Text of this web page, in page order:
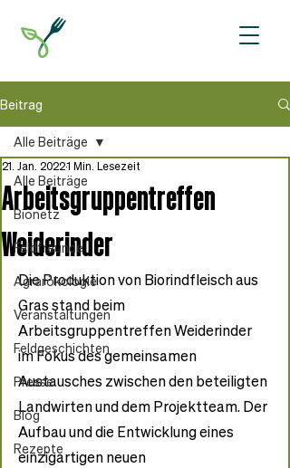
Beitrag
Alle Beiträge
Bionetz
Feldfreunde
Agrarökologie
Veranstaltungen
Feldgeschichten
Presse
Blog
Rezepte
Alle Beiträge
Arbeitsgruppentreffen
Weiderinder
21. Jan. 20221 Min. Lesezeit
Die Produktion von Biorindfleisch aus
Gras stand beim
Arbeitsgruppentreffen Weiderinder
im Fokus des gemeinsamen
Austausches zwischen den beteiligten
Landwirten und dem Projektteam. Der
Aufbau und die Entwicklung eines
einzigartigen neuen